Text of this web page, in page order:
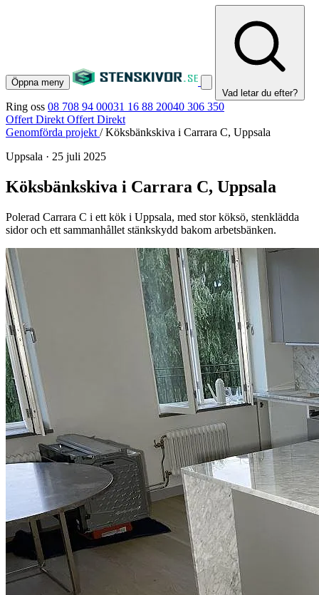
Öppna meny
Vad letar du efter?
Ring oss 08 708 94 00031 16 88 20040 306 350
Offert Direkt Offert Direkt
Genomförda projekt / Köksbänkskiva i Carrara C, Uppsala
Uppsala · 25 juli 2025
Köksbänkskiva i Carrara C, Uppsala
Polerad Carrara C i ett kök i Uppsala, med stor köksö, stenklädda
sidor och ett sammanhållet stänkskydd bakom arbetsbänken.